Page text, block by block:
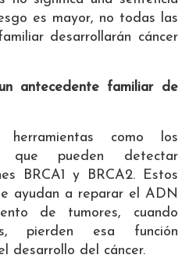
es mayor, no todas las
desarrollarán cáncer
antecedente familiar de
herramientas como los
que pueden detectar
BRCA1 y BRCA2. Estos
ayudan a reparar el ADN
de tumores, cuando
pierden esa función
desarrollo del cáncer.